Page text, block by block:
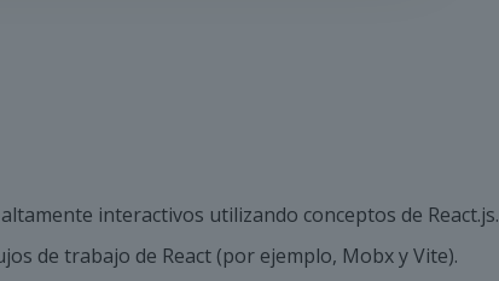
interactivos utilizando conceptos de React.js.
de trabajo de React (por ejemplo, Mobx y Vite).